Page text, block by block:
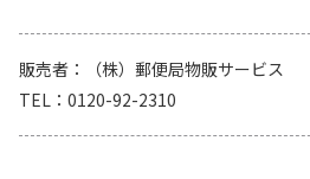
販売者
（株）郵便局物販サービス
TEL
0120-92-2310